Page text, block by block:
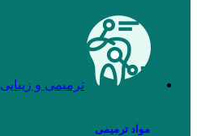
ترمیمی و زیبایی
مواد ترمیمی